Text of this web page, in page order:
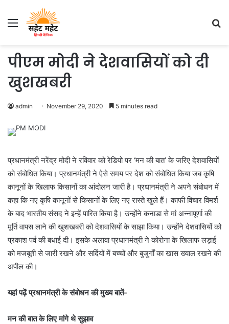
Menu
पीएम मोदी ने देशवासियों को दी
खुशखबरी
admin November 29, 2020 5 minutes read
प्रधानमंत्री नरेंद्र मोदी ने रविवार को रेडियो पर ‘मन की बात’ के जरिए देशवासियों
को संबोधित किया। प्रधानमंत्री ने ऐसे समय पर देश को संबोधित किया जब कृषि
कानूनों के खिलाफ किसानों का आंदोलन जारी है। प्रधानमंत्री ने अपने संबोधन में
कहा कि नए कृषि कानूनों से किसानों के लिए नए रास्ते खुले हैं। काफी विचार विमर्श
के बाद भारतीय संसद ने इन्हें पारित किया है। उन्होंने कनाडा से मां अन्नापूर्णा की
मूर्ति वापस लाने की खुशखबरी को देशवासियों के साझा किया। उन्होंने देशवासियों को
प्रकाश पर्व की बधाई दी। इसके अलावा प्रधानमंत्री ने कोरोना के खिलाफ लड़ाई
को मजबूती से जारी रखने और सर्दियों में बच्चों और बुजुर्गों का खास ख्याल रखने की
अपील की।
यहां पढ़ें प्रधानमंत्री के संबोधन की मुख्य बातें-
मन की बात के लिए मांगे थे सुझाव